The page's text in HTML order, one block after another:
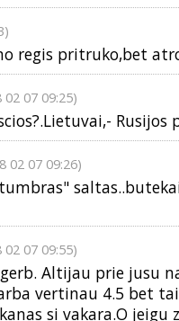
regis pritruko,bet
02 07 09:25)
Rusijos
02 07 09:26)
02 07 09:55)
gerb. Altijau prie jusu
vertinau 4.5 bet
si vakara.O jeigu